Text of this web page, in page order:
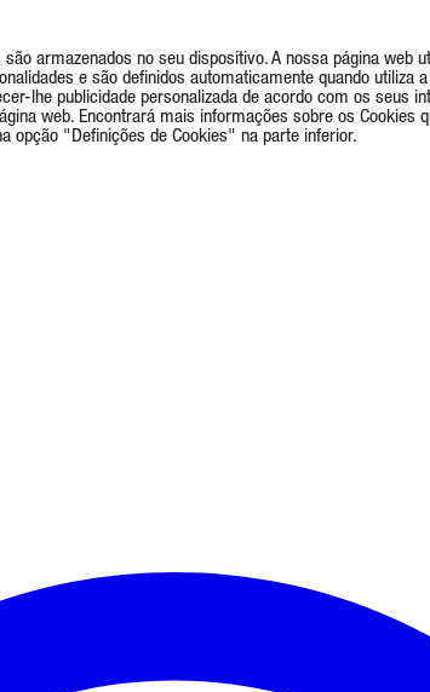
armazenados no seu dispositivo. A nossa página
e são definidos automaticamente quando
lhe publicidade personalizada de acordo com os seus
web. Encontrará mais informações sobre os Cookies
opção "Definições de Cookies" na parte inferior.